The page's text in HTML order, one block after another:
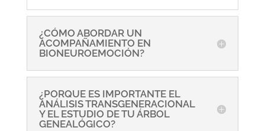
¿CÓMO ABORDAR UN
ACOMPAÑAMIENTO EN
BIONEUROEMOCIÓN?
¿PORQUE ES IMPORTANTE EL
ANÁLISIS TRANSGENERACIONAL
Y EL ESTUDIO DE TU ÁRBOL
GENEALÓGICO?